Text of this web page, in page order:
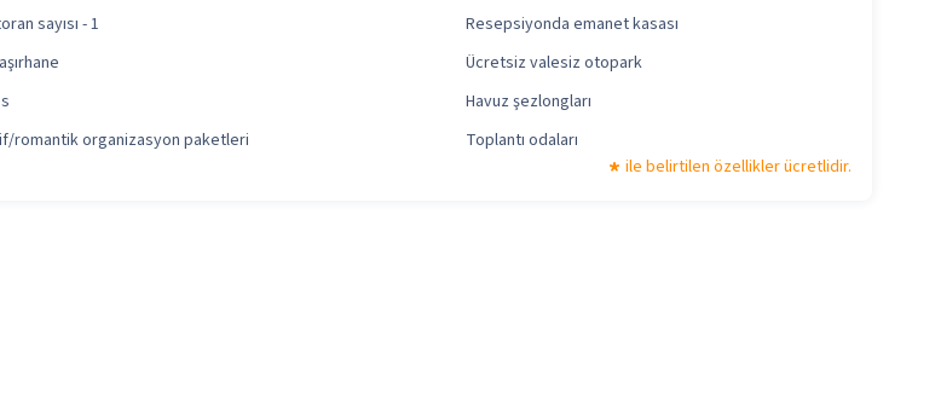
sayısı - 1
Resepsiyonda emanet kasası
Ücretsiz valesiz otopark
Havuz şezlongları
romantik organizasyon paketleri
Toplantı odaları
ile belirtilen özellikler ücretlidir.